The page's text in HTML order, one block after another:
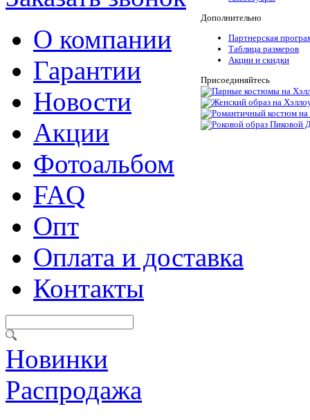
О компании
Гарантии
Новости
Акции
Фотоальбом
FAQ
Опт
Оплата и доставка
Контакты
Новинки
Распродажа
Дополнительно
Партнерская
Таблица размеров
Акции и скидки
Присоединяйтесь